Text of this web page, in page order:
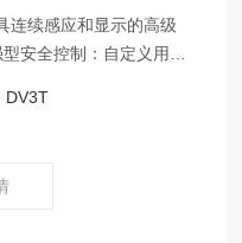
连续感应和显示的高级
安全控制：自定义用户
混合、泵送、喷涂）
输入数据，温度，开
的控制
DV3T